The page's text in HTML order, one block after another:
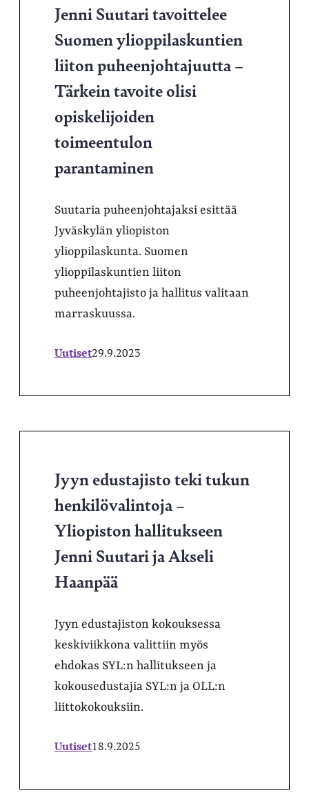
Jenni Suutari tavoittelee
Suomen ylioppilaskuntien
liiton puheenjohtajuutta –
Tärkein tavoite olisi
opiskelijoiden
toimeentulon
parantaminen
Suutaria puheenjohtajaksi esittää
Jyväskylän yliopiston
ylioppilaskunta. Suomen
ylioppilaskuntien liiton
puheenjohtajisto ja hallitus valitaan
marraskuussa.
Uutiset29.9.2023
Jyyn edustajisto teki tukun
henkilövalintoja –
Yliopiston hallitukseen
Jenni Suutari ja Akseli
Haanpää
Jyyn edustajiston kokouksessa
keskiviikkona valittiin myös
ehdokas SYL:n hallitukseen ja
kokousedustajia SYL:n ja OLL:n
liittokokouksiin.
Uutiset18.9.2025